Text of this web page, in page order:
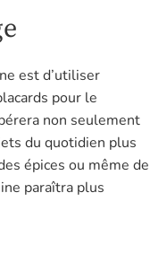
est d’utiliser
pour le
non seulement
du quotidien plus
épices ou même de
paraîtra plus